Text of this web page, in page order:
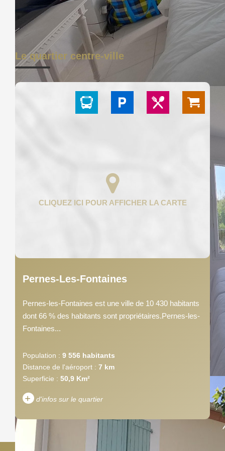
POLITIQUE
CONFIDENTIALITÉ
GESTION
Le quartier centre-ville
Pernes-Les-Fontaines
Pernes-les-Fontaines est une ville de 10 430 habitants
dont 66 % des habitants sont propriétaires.Pernes-les-
Fontaines...
Population : 9 556 habitants
Distance de l'aéroport : 7 km
Superficie : 50,9 Km²
+ d'infos sur le quartier
DENSITÉ DE POPULATION ENFANTS ET ADOLESCENTS